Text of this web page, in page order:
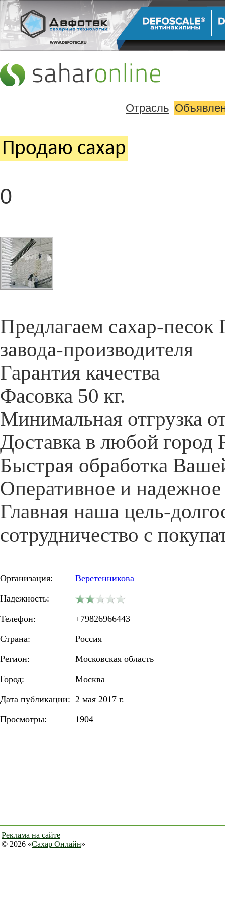
Отрасль
Продаю cахар
0
Предлагаем сахар-
завода-производителя
Гарантия качества
Фасовка 50 кг.
Минимальная отгрузка
Доставка в любой
Быстрая обработка
Оперативное и
Главная наша цель-
сотрудничество с
Организация:
Веретенникова
Надежность:
Телефон:
+79826966443
Страна:
Россия
Регион:
Московская область
Город:
Москва
Дата публикации: 2 мая 2017 г.
Просмотры:
1904
Реклама на сайте
© 2026 «Сахар Онлайн»